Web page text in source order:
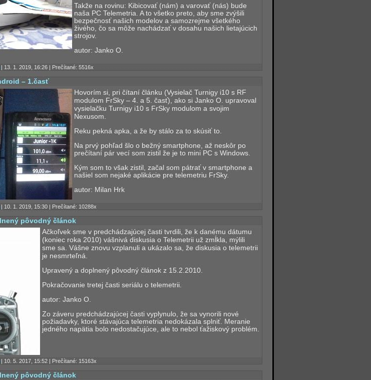
Takže na rovinu: Kibicovať (nám) a varovať (nás) bude
naša PC Telemetria. A to všetko preto, aby sme zvýšili
bezpečnosť našich modelov a samozrejme všetkého
živého, čo sa môže nachádzať v dosahu našich lietajúcich
strojov.
autor: Janko O.
| 13. 1. 2019, 16:26 | Prečítané: 5516x
– 1.časť
Hovorím si, pri čítaní článku (Vysielač Turnigy i10 s RF
modulom FrSky – 4. a 5. časť), ako si Janko O. upravoval
vysielačku Turnigy i10 s FrSky modulom a svojim
Nexusom.
Reku pekná apka, a že by stálo za to skúsiť to.
Na prvý pohľad šlo o bežný smartphone, až neskôr po
prečítaní pár vecí som zistil že je to mini PC s Windows.
Kým som to však zistil, začal som pátrať v smartphone a
našiel som nejaké aplikácie pre telemetriu FrSky.
autor: Milan Hrk
| 10. 1. 2019, 15:30 | Prečítané: 10288x
pôvodný článok
Ačkoľvek sme v predchádzajúcej časti tvrdili, že k danému dátumu
(koniec roka 2010) vášnivá diskusia o Telemetrii už zmĺkla, mýlili
sme sa. Vášne znovu vzplanuli a ukázalo sa, že diskusia o telemetrii
je nesmrteľná.
Upravený a doplnený pôvodný článok z 15.2.2010.
Pokračovanie tretej časti seriálu o telemetrii.
autor: Janko O.
Zo záveru predchádzajúcej časti vyplynulo, že sa vynorili nové
požiadavky, ktoré stávajúca telemetria nedokázala splniť. Meranie
jedného napätia bolo nedostačujúce, ale to nebol ťažiskový problém.
| 10. 5. 2017, 15:52 | Prečítané: 15163x
pôvodný článok